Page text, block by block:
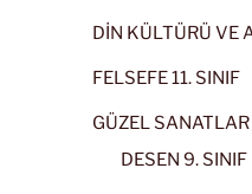
DİN KÜLTÜRÜ VE
FELSEFE 11. SINIF
GÜZEL
DESEN 9. SINIF